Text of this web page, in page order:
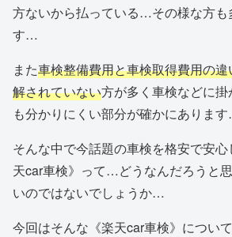
方ないから払っている…その様な方も
す…
また車検整備費用と車検取得費用の
解されていない方が多く車検などに
も分かりにくい部分が確かにありま
そんな中で今話題の車検を格安で安
天car車検》って…どうなんだろうと
いのではないでしょうか…
今回はそんな《楽天car車検》につい